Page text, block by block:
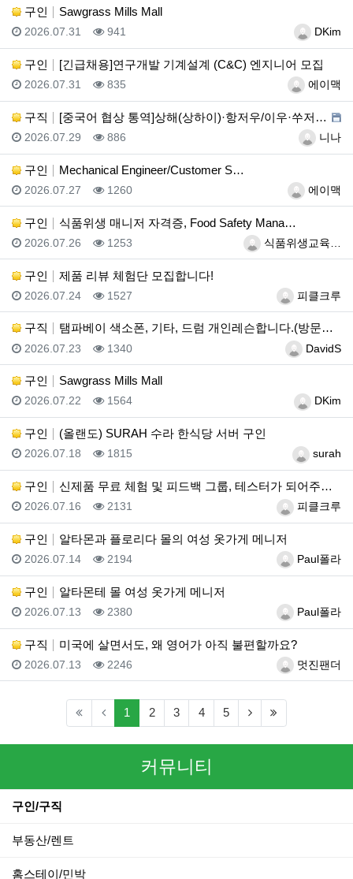
구인 Sawgrass Mills Mall
등록자DKim
등록일
2026.07.31 조회
941
구인 [긴급채용]연구개발 기계설계 (C&C) 엔지니어 모집
등록자에이맥
등록일
2026.07.31 조회
835
구직 [중국어 협상 통역]상해(상하이)·항저우/이우·쑤저우 …
등록자니나
등록일
2026.07.29 조회
886
구인 Mechanical Engineer/Customer S…
등록자에이맥
등록일
2026.07.27 조회
1260
구인 식품위생 매니저 자격증, Food Safety Mana…
등록자식품위생교육…
등록일
2026.07.26 조회
1253
구인 제품 리뷰 체험단 모집합니다!
등록자피클크루
등록일
2026.07.24 조회
1527
구직 탬파베이 색소폰, 기타, 드럼 개인레슨합니다.(방문레슨…
등록자DavidS
등록일
2026.07.23 조회
1340
구인 Sawgrass Mills Mall
등록자DKim
등록일
2026.07.22 조회
1564
구인 (올랜도) SURAH 수라 한식당 서버 구인
등록자surah
등록일
2026.07.18 조회
1815
구인 신제품 무료 체험 및 피드백 그룹, 테스터가 되어주세요…
등록자피클크루
등록일
2026.07.16 조회
2131
구인 알타몬과 플로리다 몰의 여성 옷가게 메니저
등록자Paul폴라
등록일
2026.07.14 조회
2194
구인 알타몬테 몰 여성 옷가게 메니저
등록자Paul폴라
등록일
2026.07.13 조회
2380
구직 미국에 살면서도, 왜 영어가 아직 불편할까요?
등록자멋진팬더
등록일
2026.07.13 조회
2246
1 (current)
2 3 4 5 (next)
커뮤니티
구인/구직
부동산/렌트
홈스테이/민박